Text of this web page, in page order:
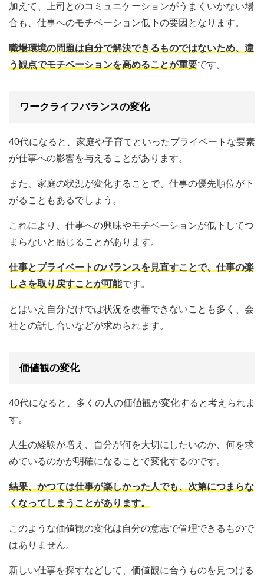
加えて、上司とのコミュニケーションがうまくいかない場
合も、仕事へのモチベーション低下の要因となります。
職場環境の問題は自分で解決できるものではないため、違
う観点でモチベーションを高めることが重要です。
ワークライフバランスの変化
40代になると、家庭や子育てといったプライベートな要素
が仕事への影響を与えることがあります。
また、家庭の状況が変化することで、仕事の優先順位が下
がることもあるでしょう。
これにより、仕事への興味やモチベーションが低下してつ
まらないと感じることがあります。
仕事とプライベートのバランスを見直すことで、仕事の楽
しさを取り戻すことが可能です。
とはいえ自分だけでは状況を改善できないことも多く、会
社との話し合いなどが求められます。
価値観の変化
40代になると、多くの人の価値観が変化すると考えられま
す。
人生の経験が増え、自分が何を大切にしたいのか、何を求
めているのかが明確になることで変化するのです。
結果、かつては仕事が楽しかった人でも、次第につまらな
くなってしまうことがあります。
このような価値観の変化は自分の意志で管理できるもので
はありません。
新しい仕事を探すなどして、価値観に合うものを見つける